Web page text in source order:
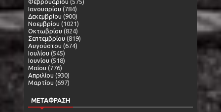
Φεβρουαρίου (575)
Ιανουαρίου (784)
Δεκεμβρίου (900)
Νοεμβρίου (1021)
Οκτωβρίου (824)
Σεπτεμβρίου (819)
Αυγούστου (674)
Ιουλίου (545)
Ιουνίου (518)
Μαΐου (776)
Απριλίου (930)
Μαρτίου (697)
ΜΕΤΑΦΡΑΣΗ